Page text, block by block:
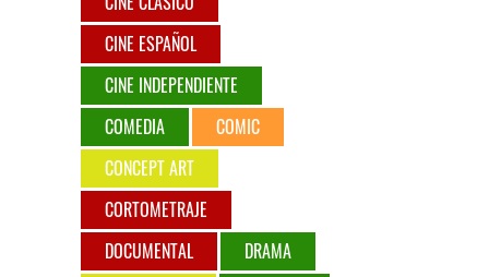
CINE ESPAÑOL
CINE INDEPENDIENTE
COMEDIA
COMIC
CONCEPT ART
CORTOMETRAJE
DOCUMENTAL
DRAMA